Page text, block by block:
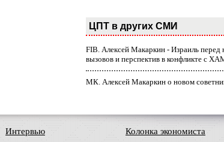
ЦПТ в других СМИ
FIB. Алексей Макаркин - Израиль
вызовов и перспектив в конфликте с
МК. Алексей Макаркин о новом
Интервью
Колонка экономиста